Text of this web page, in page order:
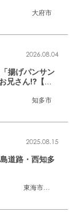
大府市
知多市
2026.08.04
揚げパンサン
兄さん!?【ち
東海市
,大府市
2025.08.15
道路・西知多